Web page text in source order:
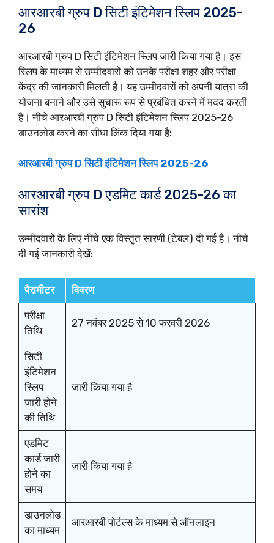
आरआरबी ग्रुप D सिटी इंटिमेशन स्लिप 2025-
26
आरआरबी ग्रुप D सिटी इंटिमेशन स्लिप जारी किया गया है। इस
स्लिप के माध्यम से उम्मीदवारों को उनके परीक्षा शहर और परीक्षा
केंद्र की जानकारी मिलती है। यह उम्मीदवारों को अपनी यात्रा की
योजना बनाने और उसे सुचारू रूप से प्रबंधित करने में मदद करती
है। नीचे आरआरबी ग्रुप D सिटी इंटिमेशन स्लिप 2025-26
डाउनलोड करने का सीधा लिंक दिया गया है:
आरआरबी ग्रुप D सिटी इंटिमेशन स्लिप 2025-26
आरआरबी ग्रुप D एडमिट कार्ड 2025-26 का
सारांश
उम्मीदवारों के लिए नीचे एक विस्तृत सारणी (टेबल) दी गई है। नीचे
दी गई जानकारी देखें:
पैरामीटर विवरण
परीक्षा
तिथि
27 नवंबर 2025 से 10 फरवरी 2026
सिटी
इंटिमेशन
स्लिप
जारी होने
की तिथि
जारी किया गया है
एडमिट
कार्ड जारी
होने का
समय
जारी किया गया है
डाउनलोड
का माध्यम
आरआरबी पोर्टल्स के माध्यम से ऑनलाइन